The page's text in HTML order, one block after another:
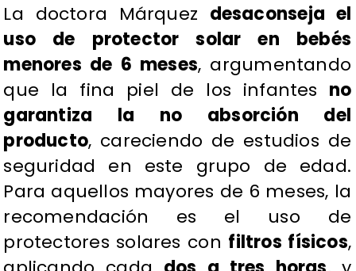
​La doctora Márquez desaconseja el
uso de protector solar en bebés
menores de 6 meses, argumentando
que la fina piel de los infantes no
garantiza la no absorción del
producto, careciendo de estudios de
seguridad en este grupo de edad.
Para aquellos mayores de 6 meses, la
recomendación es el uso de
protectores solares con filtros físicos,